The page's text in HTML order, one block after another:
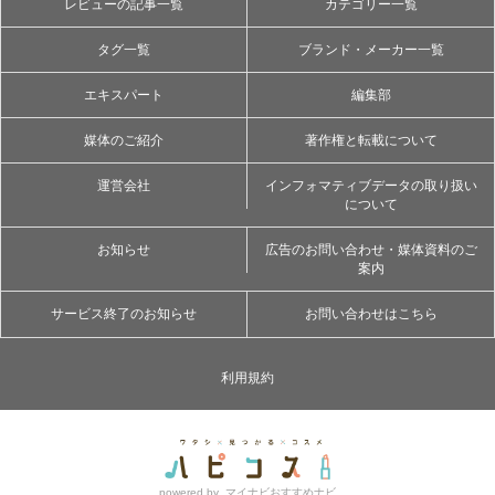
レビューの記事一覧 カテゴリー一覧
タグ一覧 ブランド・メーカー一覧
エキスパート 編集部
媒体のご紹介 著作権と転載について
運営会社
インフォマティブデータの取り扱い
について
お知らせ
広告のお問い合わせ・媒体資料のご
案内
サービス終了のお知らせ お問い合わせはこちら
利用規約
powered by マイナビおすすめナビ